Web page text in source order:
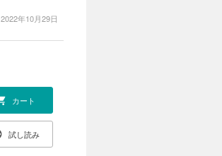
2022年10月29日
カート
試し読み